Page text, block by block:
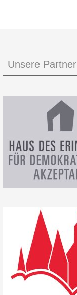
Unsere Partner